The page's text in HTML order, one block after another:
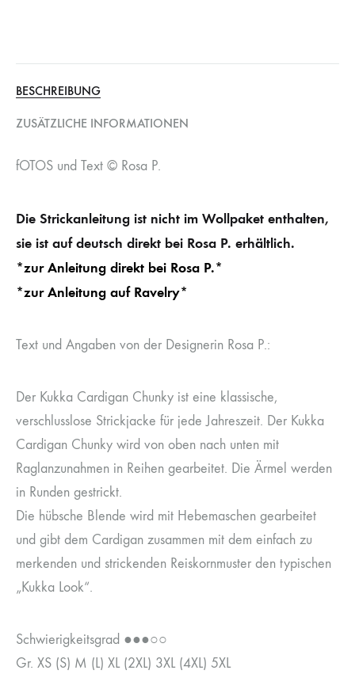
BESCHREIBUNG
ZUSÄTZLICHE INFORMATIONEN
fOTOS und Text © Rosa P.
Die Strickanleitung ist nicht im Wollpaket enthalten,
sie ist auf deutsch direkt bei Rosa P. erhältlich.
*zur Anleitung direkt bei Rosa P.*
*zur Anleitung auf Ravelry*
Text und Angaben von der Designerin Rosa P.:
Der Kukka Cardigan Chunky ist eine klassische,
verschlusslose Strickjacke für jede Jahreszeit. Der Kukka
Cardigan Chunky wird von oben nach unten mit
Raglanzunahmen in Reihen gearbeitet. Die Ärmel werden
in Runden gestrickt.
Die hübsche Blende wird mit Hebemaschen gearbeitet
und gibt dem Cardigan zusammen mit dem einfach zu
merkenden und strickenden Reiskornmuster den typischen
„Kukka Look“.
Schwierigkeitsgrad ●●●○○
Gr. XS (S) M (L) XL (2XL) 3XL (4XL) 5XL